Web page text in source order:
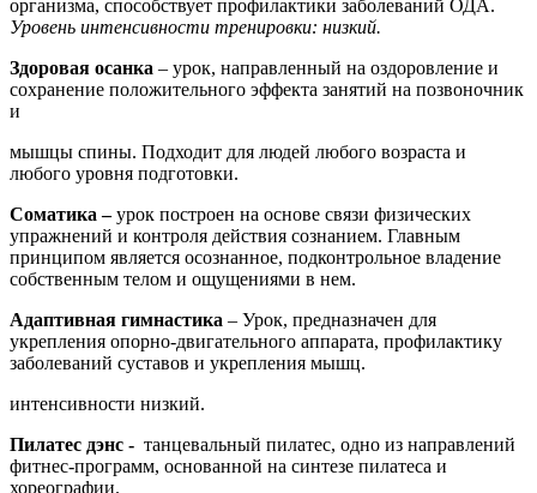
организма, способствует профилактики заболеваний ОДА.
Уровень интенсивности тренировки: низкий.
Здоровая осанка – урок, направленный на оздоровление и
сохранение положительного эффекта занятий на позвоночник
и
мышцы спины. Подходит для людей любого возраста и
любого уровня подготовки.
Соматика –урок построен на основе связи физических
упражнений и контроля действия сознанием. Главным
принципом является осознанное, подконтрольное владение
собственным телом и ощущениями в нем.
Адаптивная гимнастика – Урок, предназначен для
укрепления опорно-двигательного аппарата, профилактику
заболеваний суставов и укрепления мышц.
интенсивности низкий.
Пилатес дэнс - танцевальный пилатес, одно из направлений
фитнес-программ, основанной на синтезе пилатеса и
хореографии.